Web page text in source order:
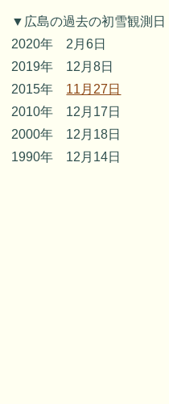
▼広島の過去の初雪観測日
2020年 2月6日
2019年 12月8日
2015年 11月27日
2010年 12月17日
2000年 12月18日
1990年 12月14日